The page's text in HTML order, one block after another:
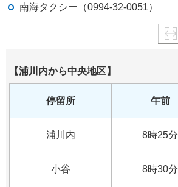
南海タクシー（0994-32-0051）
【浦川内から中央地区】
停留所 午前
浦川内 8時25分
小谷 8時30分